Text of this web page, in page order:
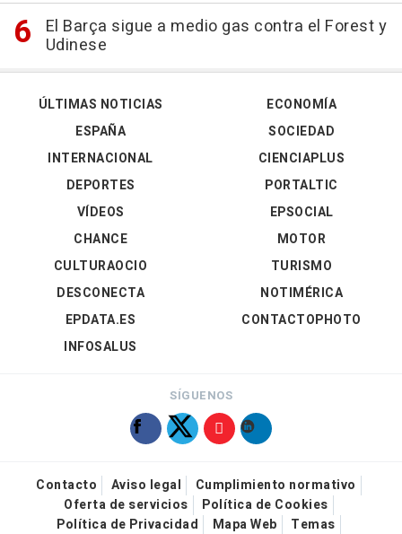
El Barça sigue a medio gas contra el Forest y
Udinese
ÚLTIMAS NOTICIAS
ESPAÑA
INTERNACIONAL
DEPORTES
VÍDEOS
ECONOMÍA
SOCIEDAD
CIENCIAPLUS
PORTALTIC
EPSOCIAL
CHANCE
CULTURAOCIO
DESCONECTA
EPDATA.ES
INFOSALUS
MOTOR
TURISMO
NOTIMÉRICA
CONTACTOPHOTO
SÍGUENOS
Contacto Aviso legal
Cumplimiento normativo
Oferta de servicios
Política de Cookies
Política de Privacidad
Mapa Web Temas